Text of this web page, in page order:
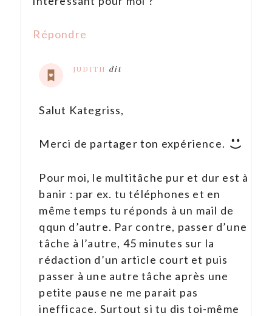
Répondre
JUDITH dit
Salut Kategriss,
Merci de partager ton expérience.
Pour moi, le multitâche pur et dur est à
banir : par ex. tu téléphones et en
même temps tu réponds à un mail de
qqun d’autre. Par contre, passer d’une
tâche à l’autre, 45 minutes sur la
rédaction d’un article court et puis
passer à une autre tâche après une
petite pause ne me parait pas
inefficace. Surtout si tu dis toi-même